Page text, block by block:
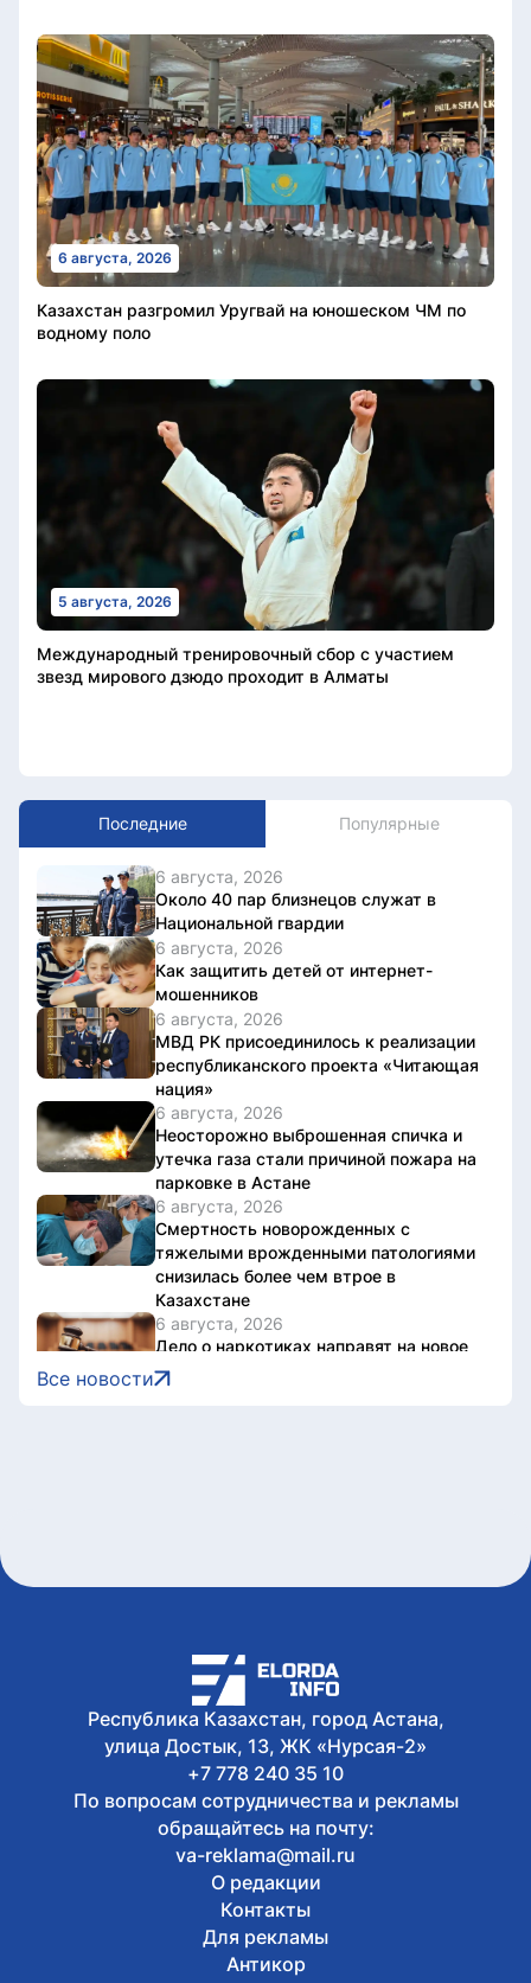
6 августа, 2026
Казахстан разгромил Уругвай на юношеском ЧМ по
водному поло
5 августа, 2026
Международный тренировочный сбор с участием
звезд мирового дзюдо проходит в Алматы
Последние Популярные
6 августа, 2026
Около 40 пар близнецов служат в
Национальной гвардии
6 августа, 2026
Как защитить детей от интернет-
мошенников
6 августа, 2026
МВД РК присоединилось к реализации
республиканского проекта «Читающая
нация»
6 августа, 2026
Неосторожно выброшенная спичка и
утечка газа стали причиной пожара на
парковке в Астане
6 августа, 2026
Смертность новорожденных с
тяжелыми врожденными патологиями
снизилась более чем втрое в
Казахстане
6 августа, 2026
Дело о наркотиках направят на новое
рассмотрение: подсудимому не дали
последнее слово
В Астане 9 августа перекроют ряд
дорог из-за фестиваля Jüregımnıñ
Jenımpazy
6 августа, 2026
В Казахстане издали книгу с
избранными высказываниями Касым-
Все новости
Республика Казахстан, город Астана,
улица Достык, 13, ЖК «Нурсая-2»
+7 778 240 35 10
По вопросам сотрудничества и рекламы
обращайтесь на почту:
va-reklama@mail.ru
О редакции
Контакты
Для рекламы
Антикор